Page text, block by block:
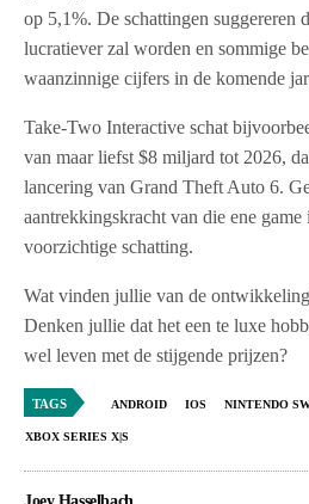
op 5,1%. De schattingen suggereren
lucratiever zal worden en sommige
waanzinnige cijfers in de komende
Take-Two Interactive schat
van maar liefst $8 miljard tot 2026,
lancering van Grand Theft Auto 6.
aantrekkingskracht van die ene
voorzichtige schatting.
Wat vinden jullie van de
Denken jullie dat het een te luxe
wel leven met de stijgende prijzen?
TAGS ANDROID IOS NINTENDO
XBOX SERIES X|S